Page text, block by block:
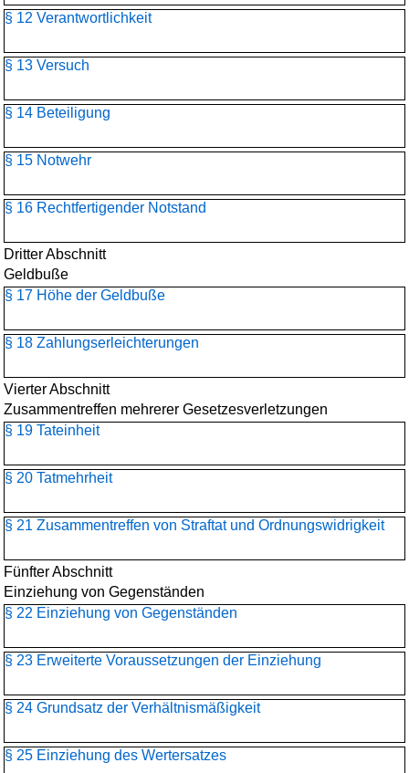
§ 12 Verantwortlichkeit
§ 13 Versuch
§ 14 Beteiligung
§ 15 Notwehr
§ 16 Rechtfertigender Notstand
Dritter Abschnitt
Geldbuße
§ 17 Höhe der Geldbuße
§ 18 Zahlungserleichterungen
Vierter Abschnitt
Zusammentreffen mehrerer Gesetzesverletzungen
§ 19 Tateinheit
§ 20 Tatmehrheit
§ 21 Zusammentreffen von Straftat und Ordnungswidrigkeit
Fünfter Abschnitt
Einziehung von Gegenständen
§ 22 Einziehung von Gegenständen
§ 23 Erweiterte Voraussetzungen der Einziehung
§ 24 Grundsatz der Verhältnismäßigkeit
§ 25 Einziehung des Wertersatzes